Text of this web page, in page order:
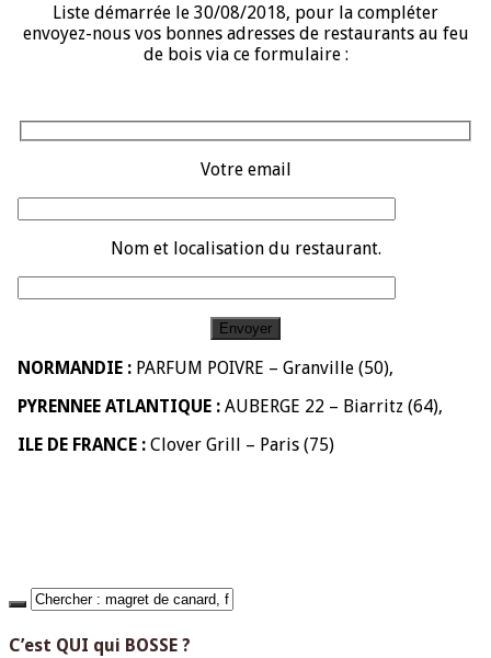
Liste démarrée le 30/08/2018, pour la compléter
envoyez-nous vos bonnes adresses de restaurants au feu
de bois via ce formulaire :
Votre email
Nom et localisation du restaurant.
NORMANDIE : PARFUM POIVRE – Granville (50),
PYRENNEE ATLANTIQUE : AUBERGE 22 – Biarritz (64),
ILE DE FRANCE : Clover Grill – Paris (75)
C’est QUI qui BOSSE ?